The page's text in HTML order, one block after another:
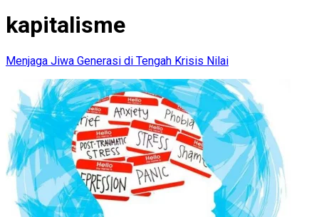
kapitalisme
Menjaga Jiwa Generasi di Tengah Krisis Nilai